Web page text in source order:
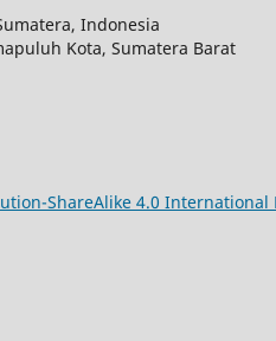
Indonesia
Kota, Sumatera Barat
ShareAlike 4.0 International